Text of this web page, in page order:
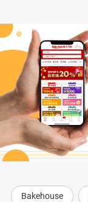
Bakehouse